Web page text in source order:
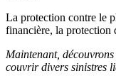
La protection contre le
financière, la protection
Maintenant,
couvrir divers sinistres